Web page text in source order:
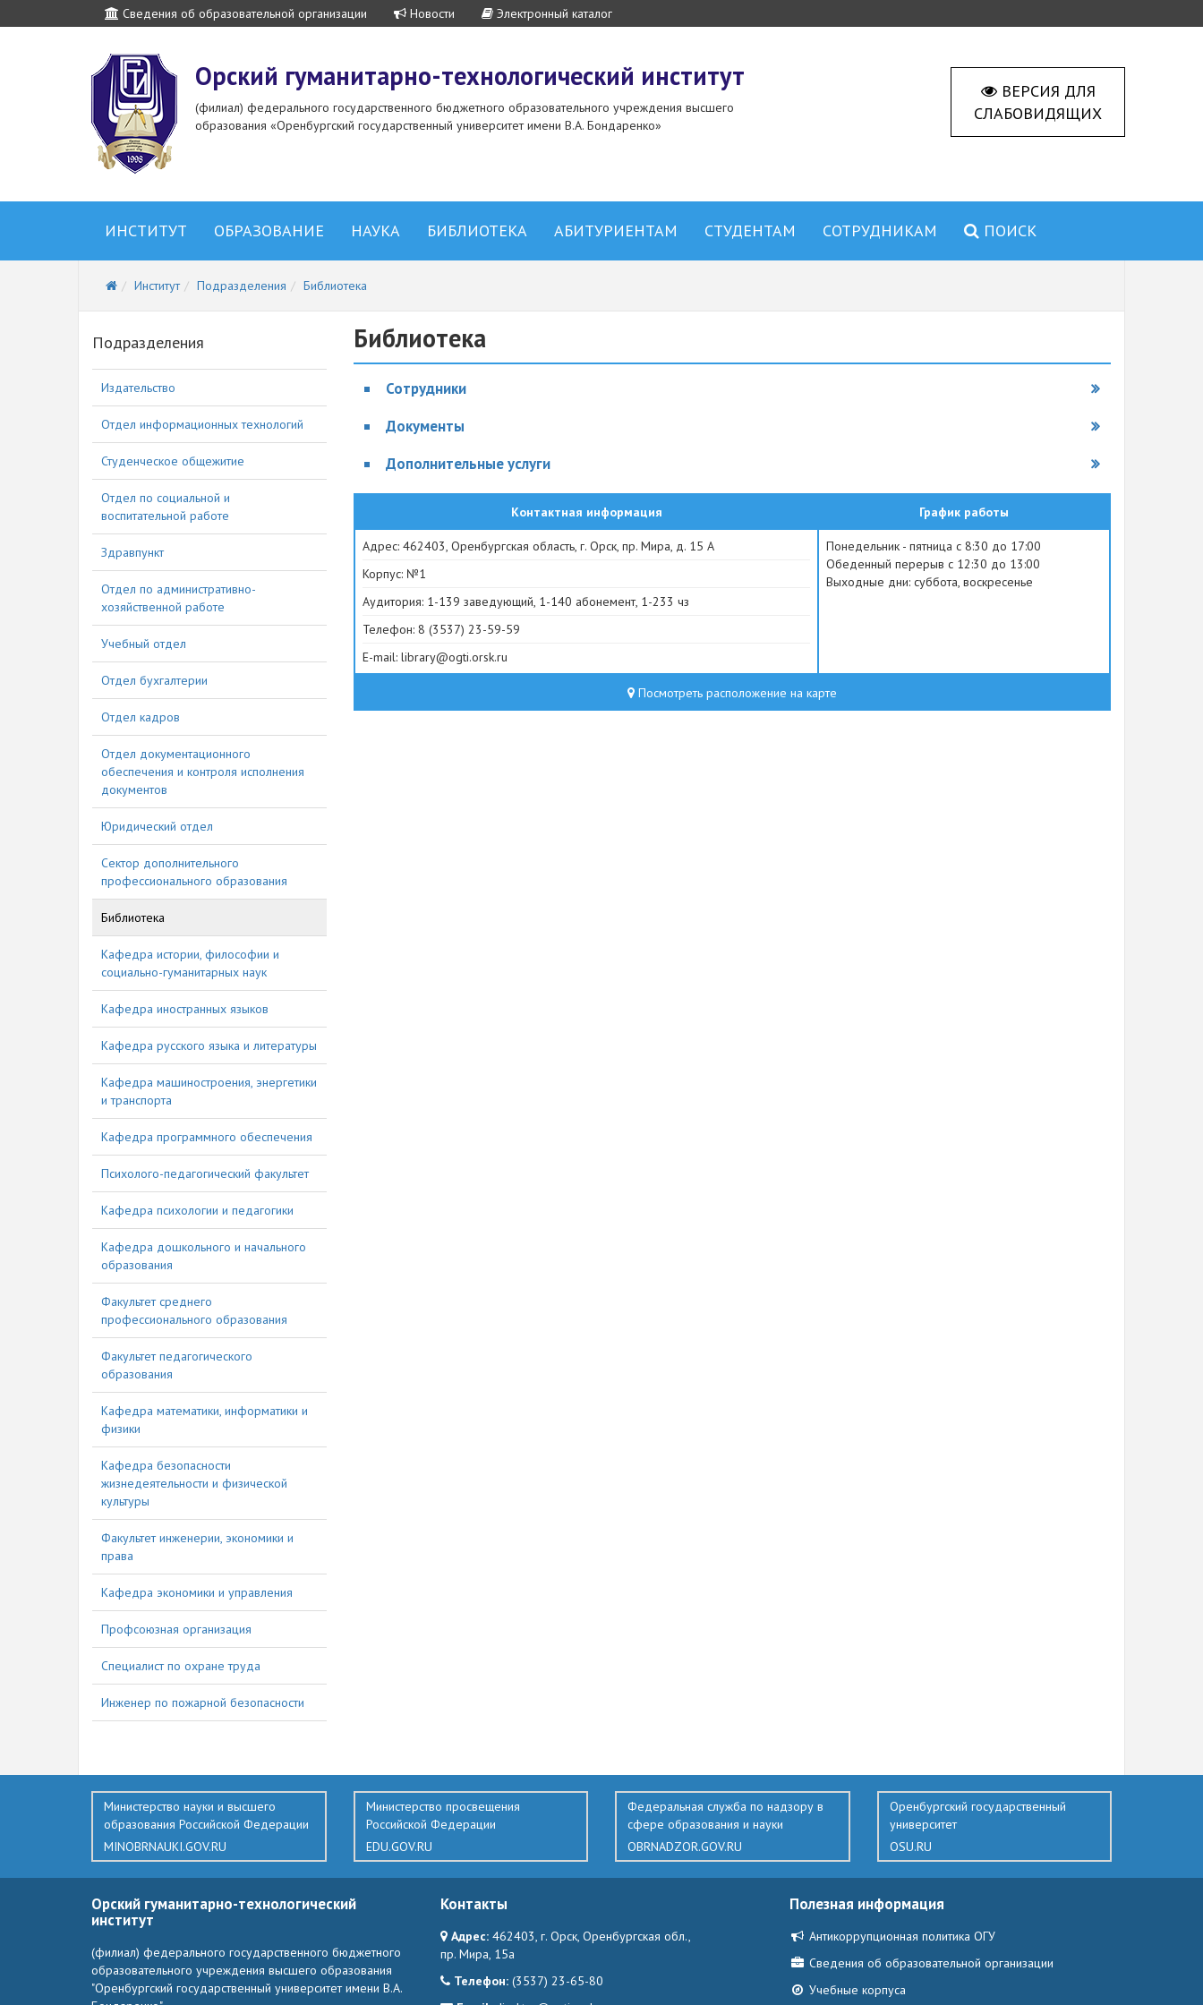
Сведения об образовательной организации Новости Электронный каталог
Орский гуманитарно-технологический институт
(филиал) федерального государственного бюджетного образовательного учреждения высшего
образования «Оренбургский государственный университет имени В.А. Бондаренко»
ВЕРСИЯ ДЛЯ
СЛАБОВИДЯЩИХ
ИНСТИТУТ ОБРАЗОВАНИЕ НАУКА БИБЛИОТЕКА АБИТУРИЕНТАМ СТУДЕНТАМ СОТРУДНИКАМ ПОИСК
Институт Подразделения Библиотека
Подразделения
Издательство
Отдел информационных технологий
Студенческое общежитие
Отдел по социальной и
воспитательной работе
Здравпункт
Отдел по административно-
хозяйственной работе
Учебный отдел
Отдел бухгалтерии
Отдел кадров
Отдел документационного
обеспечения и контроля исполнения
документов
Юридический отдел
Сектор дополнительного
профессионального образования
Библиотека
Кафедра истории, философии и
социально-гуманитарных наук
Кафедра иностранных языков
Кафедра русского языка и литературы
Кафедра машиностроения, энергетики
и транспорта
Кафедра программного обеспечения
Психолого-педагогический факультет
Кафедра психологии и педагогики
Кафедра дошкольного и начального
образования
Факультет среднего
профессионального образования
Факультет педагогического
образования
Кафедра математики, информатики и
физики
Кафедра безопасности
жизнедеятельности и физической
культуры
Факультет инженерии, экономики и
права
Кафедра экономики и управления
Профсоюзная организация
Специалист по охране труда
Инженер по пожарной безопасности
Библиотека
Сотрудники
Документы
Дополнительные услуги
Контактная информация График работы
Адрес: 462403, Оренбургская область, г. Орск, пр. Мира, д. 15 А
Корпус: №1
Аудитория: 1-139 заведующий, 1-140 абонемент, 1-233 чз
Телефон: 8 (3537) 23-59-59
E-mail: library@ogti.orsk.ru
Понедельник - пятница с 8:30 до 17:00
Обеденный перерыв с 12:30 до 13:00
Выходные дни: суббота, воскресенье
Посмотреть расположение на карте
Министерство науки и высшего
образования Российской Федерации
MINOBRNAUKI.GOV.RU
Министерство просвещения
Российской Федерации
EDU.GOV.RU
Федеральная служба по надзору в
сфере образования и науки
OBRNADZOR.GOV.RU
Оренбургский государственный
университет
OSU.RU
Орский гуманитарно-технологический
институт
(филиал) федерального государственного бюджетного
образовательного учреждения высшего образования
"Оренбургский государственный университет имени В.А.
Контакты
Адрес: 462403, г. Орск, Оренбургская обл.,
пр. Мира, 15а
Телефон: (3537) 23-65-80
Полезная информация
Антикоррупционная политика ОГУ
Сведения об образовательной организации
Учебные корпуса